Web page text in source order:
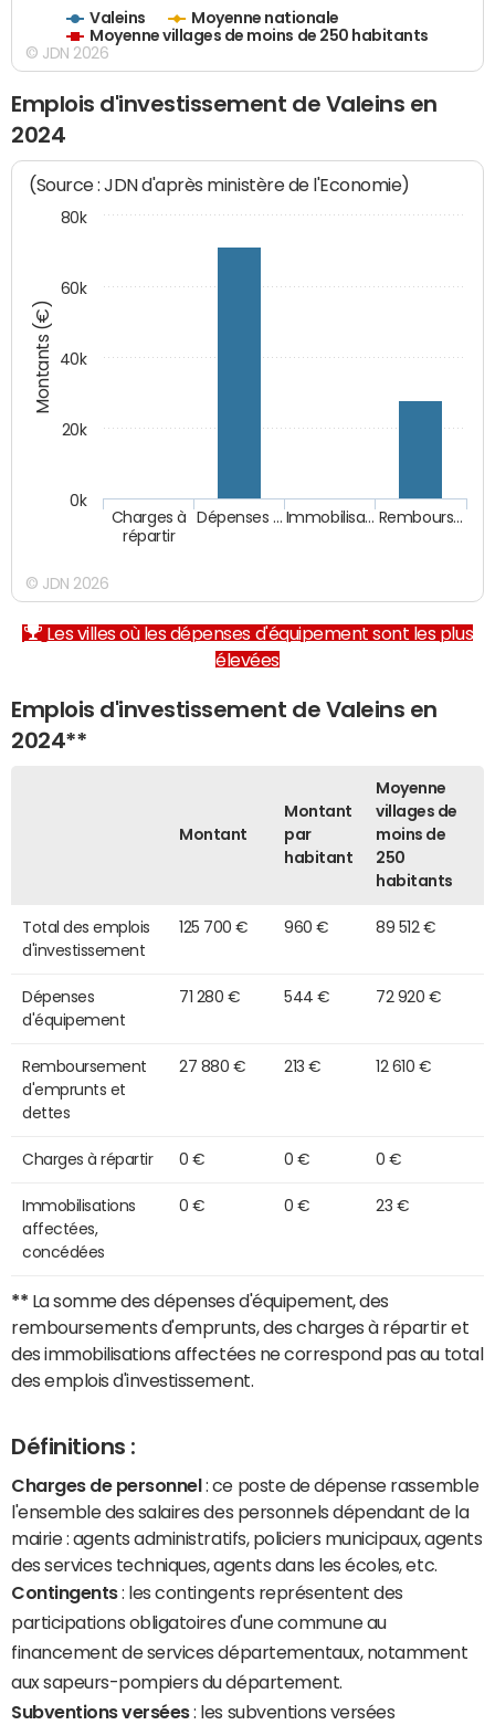
Valeins
Moyenne nationale
Moyenne villages de moins de 250 habitants
© JDN 2026
Emplois d'investissement de Valeins en
2024
Montants (€)
(Source : JDN d'après ministère de l'Economie)
Charges à
répartir
Dépenses … Immobilisa… Rembours…
0k
20k
40k
60k
80k
© JDN 2026
Les villes où les dépenses d'équipement sont les plus
élevées
Emplois d'investissement de Valeins en
2024**
Montant
Montant
par
habitant
Moyenne
villages de
moins de
250
habitants
Total des emplois
d'investissement
125 700 € 960 € 89 512 €
Dépenses
d'équipement
71 280 € 544 € 72 920 €
Remboursement
d'emprunts et
dettes
27 880 € 213 € 12 610 €
Charges à répartir 0 € 0 € 0 €
Immobilisations
affectées,
concédées
0 € 0 € 23 €
** La somme des dépenses d'équipement, des
remboursements d'emprunts, des charges à répartir et
des immobilisations affectées ne correspond pas au total
des emplois d'investissement.
Définitions :
Charges de personnel : ce poste de dépense rassemble
l'ensemble des salaires des personnels dépendant de la
mairie : agents administratifs, policiers municipaux, agents
des services techniques, agents dans les écoles, etc.
Contingents: les contingents représentent des
participations obligatoires d'une commune au
financement de services départementaux, notamment
aux sapeurs-pompiers du département.
Subventions versées: les subventions versées